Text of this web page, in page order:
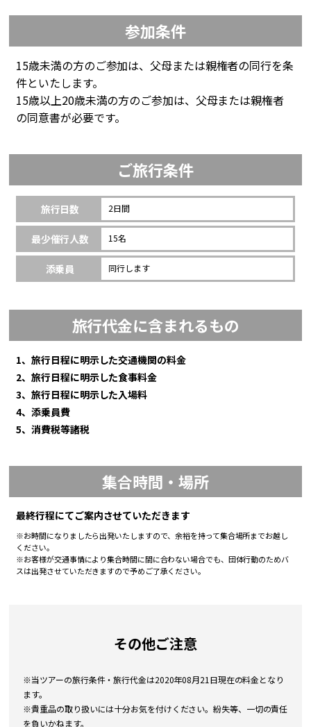
参加条件
15歳未満の方のご参加は、父母または親権者の同行を条
件といたします。
15歳以上20歳未満の方のご参加は、父母または親権者
の同意書が必要です。
ご旅行条件
旅行日数 2日間
最少催行人数 15名
添乗員 同行します
旅行代金に含まれるもの
1、旅行日程に明示した交通機関の料金
2、旅行日程に明示した食事料金
3、旅行日程に明示した入場料
4、添乗員費
5、消費税等諸税
集合時間・場所
最終行程にてご案内させていただきます
※お時間になりましたら出発いたしますので、余裕を持って集合場所までお越し
ください。
※お客様が交通事情により集合時間に間に合わない場合でも、団体行動のためバ
スは出発させていただきますので予めご了承ください。
その他ご注意
※当ツアーの旅行条件・旅行代金は2020年08月21日現在の料金となり
ます。
※貴重品の取り扱いには十分お気を付けください。紛失等、一切の責任
を負いかねます。